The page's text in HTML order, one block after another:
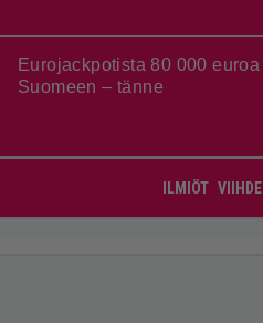
Eurojackpotista 80 000 euroa
Suomeen – tänne
ILMIÖT VIIHDE